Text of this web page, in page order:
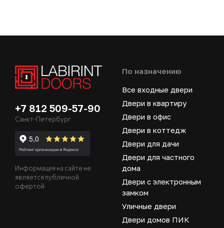
+7 812 509-57-90
Санкт-Петербург
Информация на сайте не
является публичной
офертой
По назначению
Все входные двери
Двери в квартиру
Двери в офис
Двери в коттедж
Двери для дачи
Двери для частного
дома
Двери с электронным
замком
Уличные двери
Двери домов ПИК